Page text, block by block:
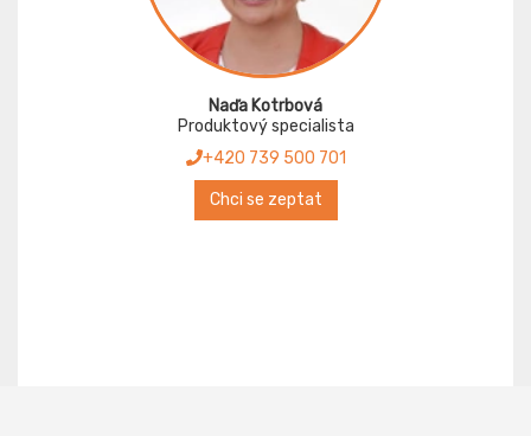
Naďa Kotrbová
Produktový specialista
+420 739 500 701
Chci se zeptat